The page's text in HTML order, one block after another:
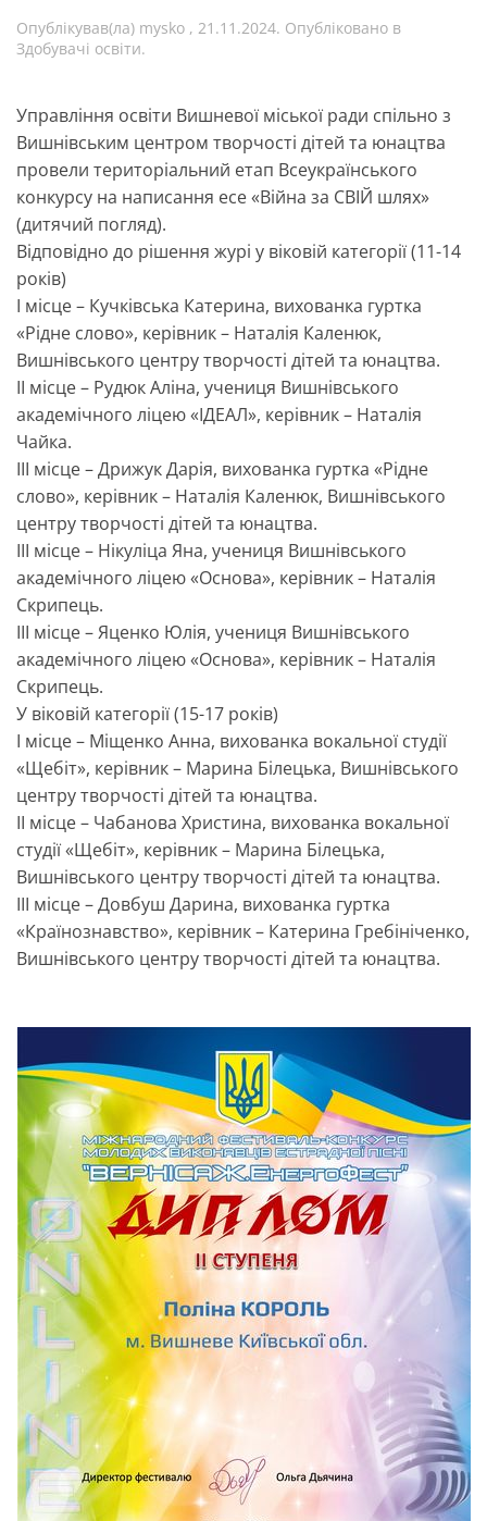
Опублікував(ла) mysko , 21.11.2024. Опубліковано в
Здобувачі освіти.
Управління освіти Вишневої міської ради спільно з
Вишнівським центром творчості дітей та юнацтва
провели територіальний етап Всеукраїнського
конкурсу на написання есе «Війна за СВІЙ шлях»
(дитячий погляд).
Відповідно до рішення журі у віковій категорії (11-14
років)
І місце – Кучківська Катерина, вихованка гуртка
«Рідне слово», керівник – Наталія Каленюк,
Вишнівського центру творчості дітей та юнацтва.
ІІ місце – Рудюк Аліна, учениця Вишнівського
академічного ліцею «ІДЕАЛ», керівник – Наталія
Чайка.
ІІІ місце – Дрижук Дарія, вихованка гуртка «Рідне
слово», керівник – Наталія Каленюк, Вишнівського
центру творчості дітей та юнацтва.
ІІІ місце – Нікуліца Яна, учениця Вишнівського
академічного ліцею «Основа», керівник – Наталія
Скрипець.
ІІІ місце – Яценко Юлія, учениця Вишнівського
академічного ліцею «Основа», керівник – Наталія
Скрипець.
У віковій категорії (15-17 років)
І місце – Міщенко Анна, вихованка вокальної студії
«Щебіт», керівник – Марина Білецька, Вишнівського
центру творчості дітей та юнацтва.
ІІ місце – Чабанова Христина, вихованка вокальної
студії «Щебіт», керівник – Марина Білецька,
Вишнівського центру творчості дітей та юнацтва.
ІІІ місце – Довбуш Дарина, вихованка гуртка
«Країнознавство», керівник – Катерина Гребініченко,
Вишнівського центру творчості дітей та юнацтва.